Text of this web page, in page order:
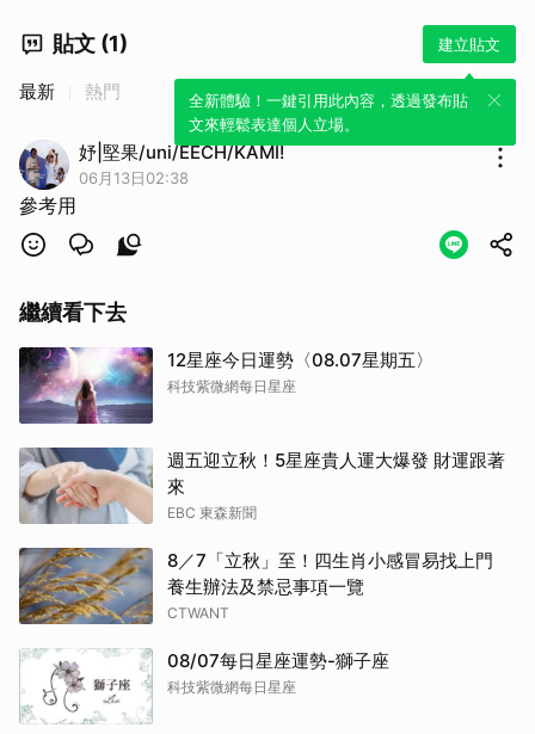
貼文 (1) 建立貼文
全新體驗！一鍵引用此內容，透過發布貼
文來輕鬆表達個人立場。
最新 熱門
妤|堅果/uni/EECH/KAMI!
06月13日02:38
參考用
繼續看下去
12星座今日運勢〈08.07星期五〉
科技紫微網每日星座
週五迎立秋！5星座貴人運大爆發 財運跟著
來
EBC 東森新聞
8／7「立秋」至！四生肖小感冒易找上門
養生辦法及禁忌事項一覽
CTWANT
08/07每日星座運勢-獅子座
科技紫微網每日星座